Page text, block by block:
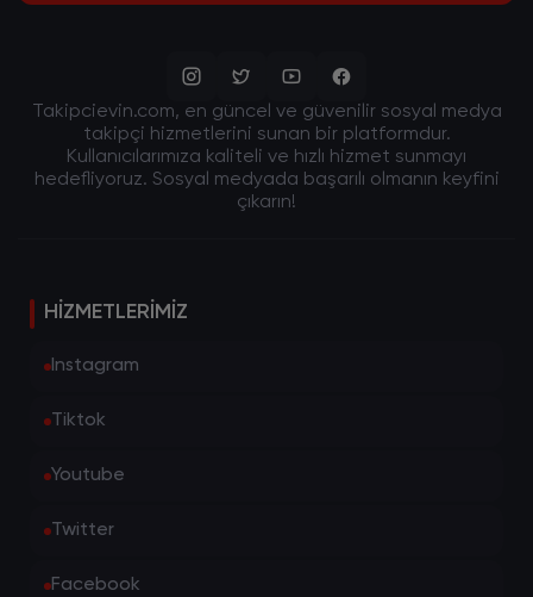
Takipcievin.com, en güncel ve güvenilir sosyal medya
takipçi hizmetlerini sunan bir platformdur.
Kullanıcılarımıza kaliteli ve hızlı hizmet sunmayı
hedefliyoruz. Sosyal medyada başarılı olmanın keyfini
çıkarın!
HIZMETLERIMIZ
Instagram
Tiktok
Youtube
Twitter
Facebook